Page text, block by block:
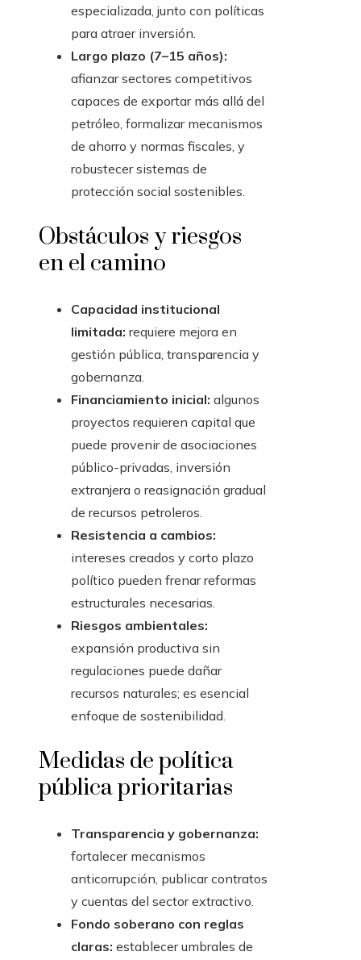
especializada, junto con políticas
para atraer inversión.
Largo plazo (7–15 años):
afianzar sectores competitivos
capaces de exportar más allá del
petróleo, formalizar mecanismos
de ahorro y normas fiscales, y
robustecer sistemas de
protección social sostenibles.
Obstáculos y riesgos
en el camino
Capacidad institucional
limitada: requiere mejora en
gestión pública, transparencia y
gobernanza.
Financiamiento inicial: algunos
proyectos requieren capital que
puede provenir de asociaciones
público-privadas, inversión
extranjera o reasignación gradual
de recursos petroleros.
Resistencia a cambios:
intereses creados y corto plazo
político pueden frenar reformas
estructurales necesarias.
Riesgos ambientales:
expansión productiva sin
regulaciones puede dañar
recursos naturales; es esencial
enfoque de sostenibilidad.
Medidas de política
pública prioritarias
Transparencia y gobernanza:
fortalecer mecanismos
anticorrupción, publicar contratos
y cuentas del sector extractivo.
Fondo soberano con reglas
claras: establecer umbrales de